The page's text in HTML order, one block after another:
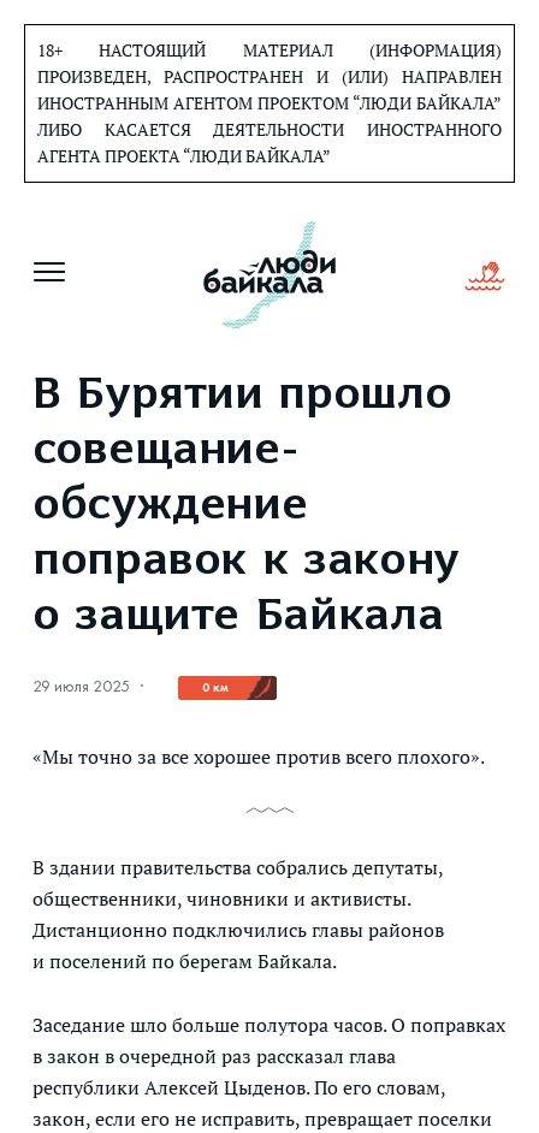
содержанию
18+ НАСТОЯЩИЙ МАТЕРИАЛ (ИНФОРМАЦИЯ)
ПРОИЗВЕДЕН, РАСПРОСТРАНЕН И (ИЛИ) НАПРАВЛЕН
ИНОСТРАННЫМ АГЕНТОМ ПРОЕКТОМ “ЛЮДИ БАЙКАЛА”
ЛИБО КАСАЕТСЯ ДЕЯТЕЛЬНОСТИ ИНОСТРАННОГО
АГЕНТА ПРОЕКТА “ЛЮДИ БАЙКАЛА”
В Бурятии прошло
совещание-
обсуждение
поправок к закону
о защите Байкала
29 июля 2025 · 0 км
«Мы точно за все хорошее против всего плохого».
В здании правительства собрались депутаты,
общественники, чиновники и активисты.
Дистанционно подключились главы районов
и поселений по берегам Байкала.
Заседание шло больше полутора часов. О поправках
в закон в очередной раз рассказал глава
республики Алексей Цыденов. По его словам,
закон, если его не исправить, превращает поселки